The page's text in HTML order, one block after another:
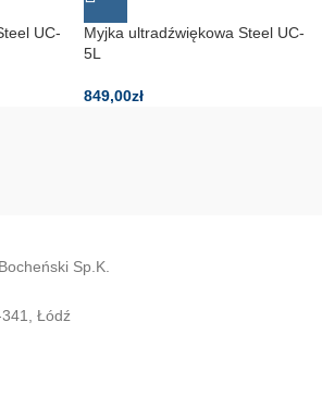
UC-
Myjka ultradźwiękowa Steel UC-
5L
849,00zł
Sp.K.
Łódź